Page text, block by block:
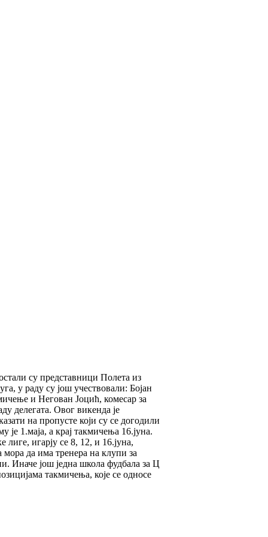
су представници Полета из
у раду су још учествовали: Бојан
и Негован Јоцић, комесар за
делегата. Овог викенда је
на пропусте који су се догодили
је 1.маја, а крај такмичења 16.јуна.
игарју се 8, 12, и 16.јуна,
мора да има тренера на клупи за
Иначе још једна школа фудбала за Ц
такмичења, које се односе